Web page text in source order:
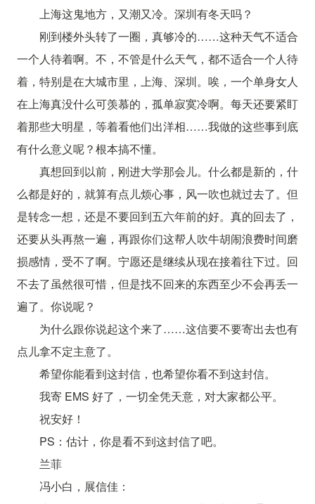
上海这鬼地方，又潮又冷。深圳有冬天吗？
刚到楼外头转了一圈，真够冷的……这种天气不适合
一个人待着啊。不，不管是什么天气，都不适合一个人待
着，特别是在大城市里，上海、深圳。唉，一个单身女人
在上海真没什么可羡慕的，孤单寂寞冷啊。每天还要紧盯
着那些大明星，等着看他们出洋相……我做的这些事到底
有什么意义呢？根本搞不懂。
真想回到以前，刚进大学那会儿。什么都是新的，什
么都是好的，就算有点儿烦心事，风一吹也就过去了。但
是转念一想，还是不要回到五六年前的好。真的回去了，
还要从头再熬一遍，再跟你们这帮人吹牛胡闹浪费时间磨
损感情，受不了啊。宁愿还是继续从现在接着往下过。回
不去了虽然很可惜，但是找不回来的东西至少不会再丢一
遍了。你说呢？
为什么跟你说起这个来了……这信要不要寄出去也有
点儿拿不定主意了。
希望你能看到这封信，也希望你看不到这封信。
我寄 EMS 好了，一切全凭天意，对大家都公平。
祝安好！
PS：估计，你是看不到这封信了吧。
兰菲
冯小白，展信佳：